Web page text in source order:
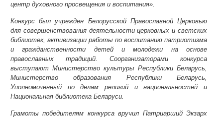
центр духовного просвещения и воспитания».
Конкурс был учрежден Белорусской Православной Церковью
для совершенствования деятельности церковных и светских
библиотек, активизации работы по воспитанию патриотизма
и гражданственности детей и молодежи на основе
православных традиций. Соорганизаторами конкурса
выступают Министерство культуры Республики Беларусь,
Министерство образования Республики Беларусь,
Уполномоченный по делам религий и национальностей и
Национальная библиотека Беларуси.
Грамоты победителям конкурса вручил Патриарший Экзарх